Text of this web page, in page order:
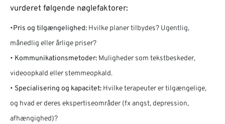
vurderet følgende nøglefaktorer:
•Pris og tilgængelighed: Hvilke planer tilbydes? Ugentlig,
månedlig eller årlige priser?
• Kommunikationsmetoder: Muligheder som tekstbeskeder,
videoopkald eller stemmeopkald.
• Specialisering og kapacitet: Hvilke terapeuter er tilgængelige,
og hvad er deres ekspertiseområder (fx angst, depression,
afhængighed)?